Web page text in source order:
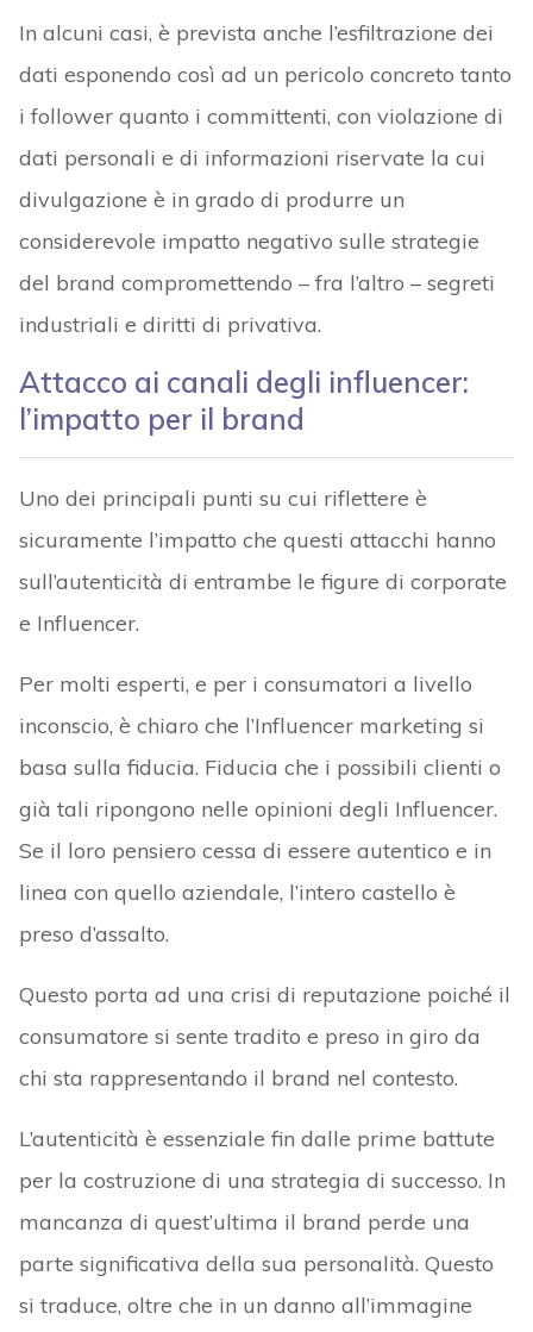
In alcuni casi, è prevista anche l’esfiltrazione dei
dati esponendo così ad un pericolo concreto tanto
i follower quanto i committenti, con violazione di
dati personali e di informazioni riservate la cui
divulgazione è in grado di produrre un
considerevole impatto negativo sulle strategie
del brand compromettendo – fra l’altro – segreti
industriali e diritti di privativa.
Attacco ai canali degli influencer:
l’impatto per il brand
Uno dei principali punti su cui riflettere è
sicuramente l’impatto che questi attacchi hanno
sull’autenticità di entrambe le figure di corporate
e Influencer.
Per molti esperti, e per i consumatori a livello
inconscio, è chiaro che l’Influencer marketing si
basa sulla fiducia. Fiducia che i possibili clienti o
già tali ripongono nelle opinioni degli Influencer.
Se il loro pensiero cessa di essere autentico e in
linea con quello aziendale, l’intero castello è
preso d’assalto.
Questo porta ad una crisi di reputazione poiché il
consumatore si sente tradito e preso in giro da
chi sta rappresentando il brand nel contesto.
L’autenticità è essenziale fin dalle prime battute
per la costruzione di una strategia di successo. In
mancanza di quest’ultima il brand perde una
parte significativa della sua personalità. Questo
si traduce, oltre che in un danno all’immagine